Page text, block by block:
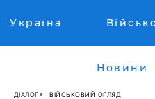
Україна
Новини
ДІАЛОГ ВІЙСЬКОВИЙ ОГЛЯД